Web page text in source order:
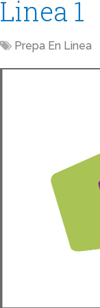
Linea 1
Prepa En Linea